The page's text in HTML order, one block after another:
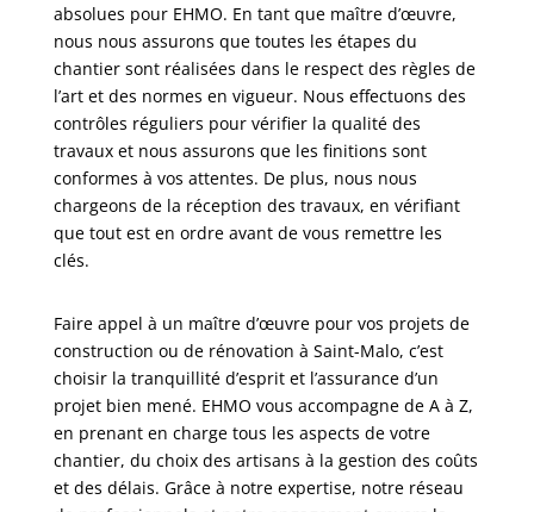
absolues pour EHMO. En tant que maître d’œuvre,
nous nous assurons que toutes les étapes du
chantier sont réalisées dans le respect des règles de
l’art et des normes en vigueur. Nous effectuons des
contrôles réguliers pour vérifier la qualité des
travaux et nous assurons que les finitions sont
conformes à vos attentes. De plus, nous nous
chargeons de la réception des travaux, en vérifiant
que tout est en ordre avant de vous remettre les
clés.
Faire appel à un maître d’œuvre pour vos projets de
construction ou de rénovation à Saint-Malo, c’est
choisir la tranquillité d’esprit et l’assurance d’un
projet bien mené. EHMO vous accompagne de A à Z,
en prenant en charge tous les aspects de votre
chantier, du choix des artisans à la gestion des coûts
et des délais. Grâce à notre expertise, notre réseau